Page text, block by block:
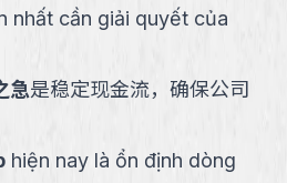
nhất cần giải quyết của
急是稳定现金流，确保公司
hiện nay là ổn định dòng